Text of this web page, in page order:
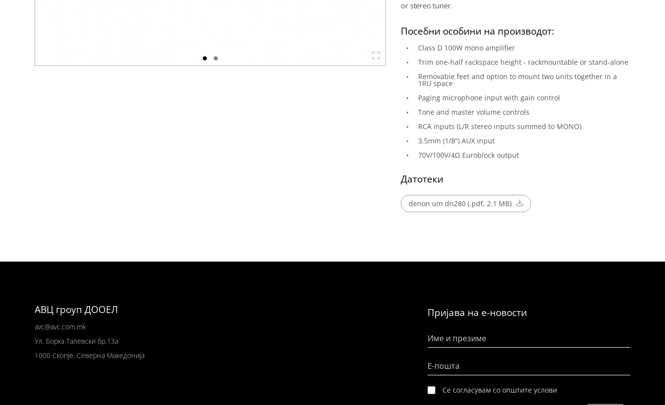
or stereo tuner.
Посебни особини на производот:
Class D 100W mono amplifier
Trim one-half rackspace height - rackmountable or stand-alone
Removable feet and option to mount two units together in a
1RU space
Paging microphone input with gain control
Tone and master volume controls
RCA inputs (L/R stereo inputs summed to MONO)
3.5mm (1/8”) AUX input
70V/100V/4Ω Euroblock output
Датотеки
denon um dn280 (.pdf, 2.1 MB)
АВЦ гроуп ДООЕЛ
avc@avc.com.mk
Ул. Борка Талевски бр.13а
1000 Скопје, Северна Македонија
Пријава на е-новости
Име и презиме
Е-пошта
Се согласувам со општите услови